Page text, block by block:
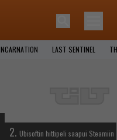
LAST SENTINEL
2. Ubisoftin hittipeli saapui Steamiin